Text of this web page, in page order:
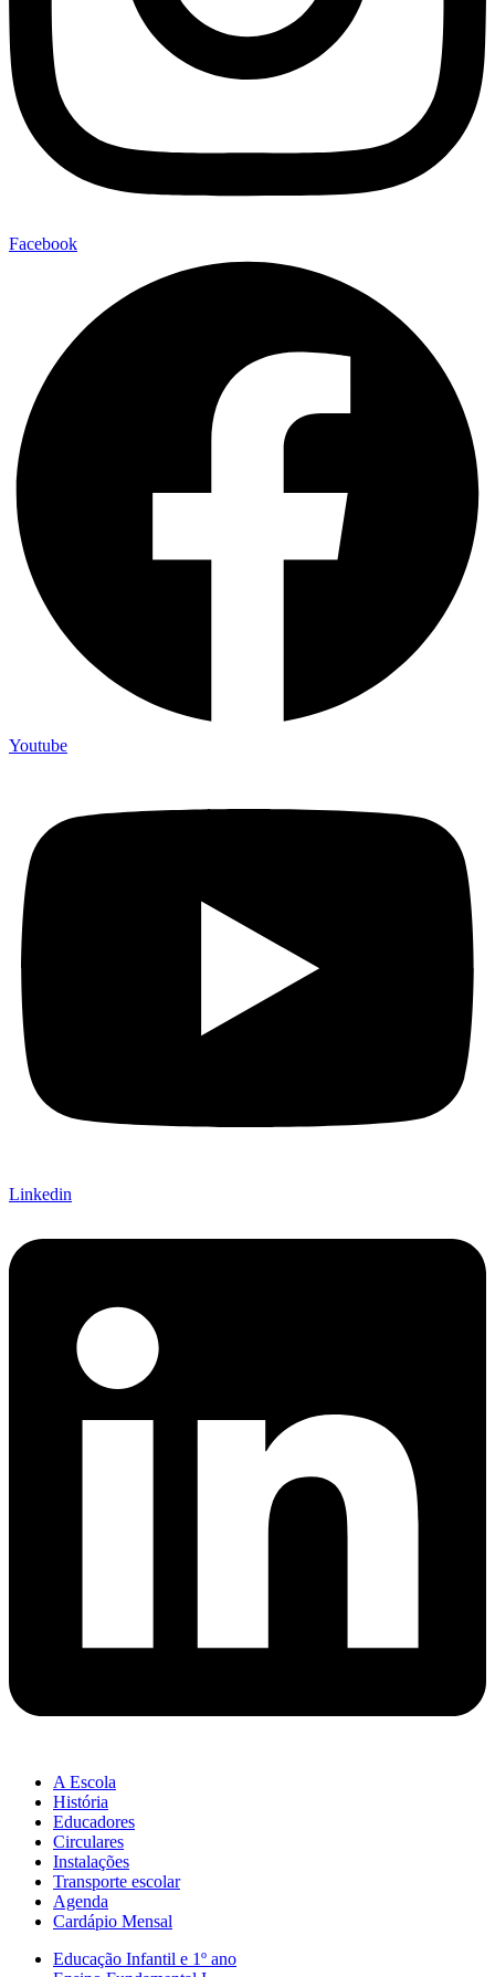
Facebook
Youtube
Linkedin
A Escola
História
Educadores
Circulares
Instalações
Transporte escolar
Agenda
Cardápio Mensal
Educação Infantil e 1º ano